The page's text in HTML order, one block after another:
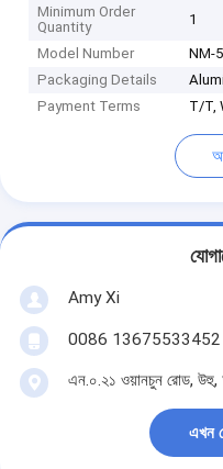
Minimum Order
Quantity
1
Model Number
NM-
Packaging Details
Payment Terms
T/T,
Amy Xi
0086 13675533452
এন.০.২১ ওয়ানচুন রোড,
এখন